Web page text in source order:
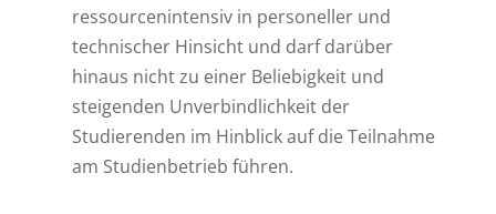
ressourcenintensiv in personeller und
technischer Hinsicht und darf darüber
hinaus nicht zu einer Beliebigkeit und
steigenden Unverbindlichkeit der
Studierenden im Hinblick auf die Teilnahme
am Studienbetrieb führen.